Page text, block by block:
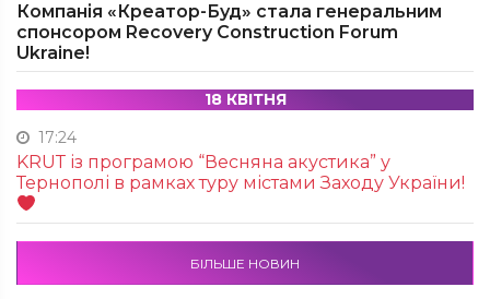
Компанія «Креатор-Буд» стала генеральним
спонсором Recovery Construction Forum
Ukraine!
18 КВІТНЯ
17:24
KRUТ із програмою “Весняна акустика” у
Тернополі в рамках туру містами Заходу України!
БІЛЬШЕ НОВИН